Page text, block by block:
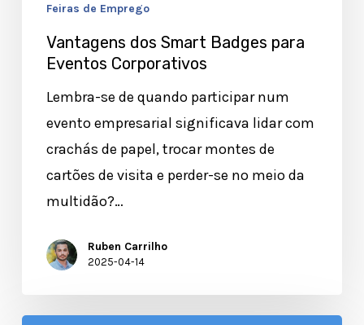
Feiras de Emprego
Vantagens dos Smart Badges para
Eventos Corporativos
Lembra-se de quando participar num
evento empresarial significava lidar com
crachás de papel, trocar montes de
cartões de visita e perder-se no meio da
multidão?…
Ruben Carrilho
2025-04-14